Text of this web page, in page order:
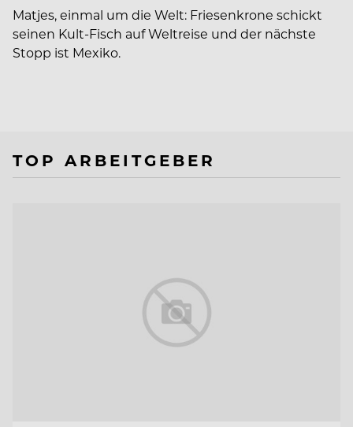
Matjes, einmal um die Welt: Friesenkrone schickt
seinen Kult-Fisch auf Weltreise und der nächste
Stopp ist Mexiko.
TOP ARBEITGEBER